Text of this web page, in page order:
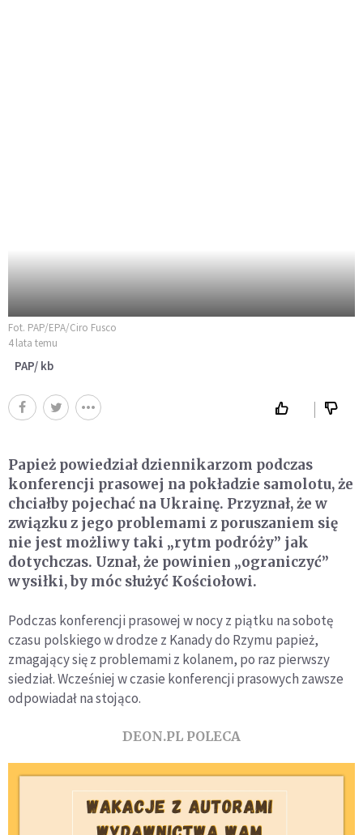
Fot. PAP/EPA/Ciro Fusco
4 lata temu
PAP/ kb
Papież powiedział dziennikarzom podczas
konferencji prasowej na pokładzie samolotu, że
chciałby pojechać na Ukrainę. Przyznał, że w
związku z jego problemami z poruszaniem się
nie jest możliwy taki „rytm podróży” jak
dotychczas. Uznał, że powinien „ograniczyć”
wysiłki, by móc służyć Kościołowi.
Podczas konferencji prasowej w nocy z piątku na sobotę
czasu polskiego w drodze z Kanady do Rzymu papież,
zmagający się z problemami z kolanem, po raz pierwszy
siedział. Wcześniej w czasie konferencji prasowych zawsze
odpowiadał na stojąco.
DEON.PL POLECA